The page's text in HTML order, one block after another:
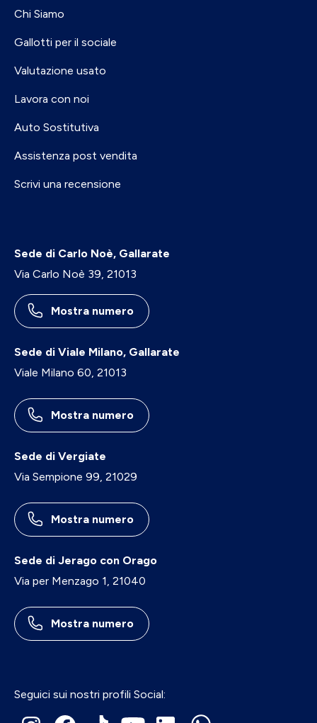
Chi Siamo
Gallotti per il sociale
Valutazione usato
Lavora con noi
Auto Sostitutiva
Assistenza post vendita
Scrivi una recensione
Sede di Carlo Noè, Gallarate
Via Carlo Noè 39, 21013
Mostra numero
Sede di Viale Milano, Gallarate
Viale Milano 60, 21013
Mostra numero
Sede di Vergiate
Via Sempione 99, 21029
Mostra numero
Sede di Jerago con Orago
Via per Menzago 1, 21040
Mostra numero
Seguici sui nostri profili Social: